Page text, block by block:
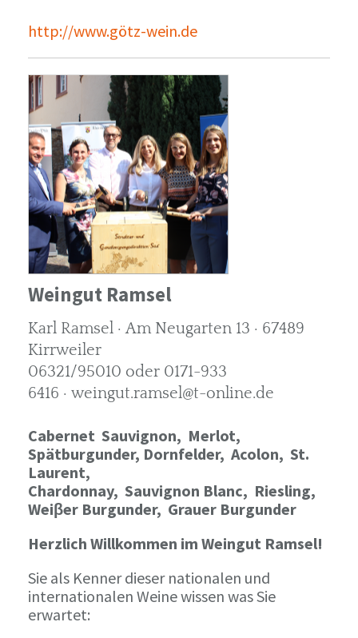
http://www.götz-wein.de
Weingut Ramsel
Karl Ramsel · Am Neugarten 13 · 67489
Kirrweiler
06321/95010 oder 0171-933
6416 · weingut.ramsel@t-online.de
Cabernet Sauvignon, Merlot,
Spätburgunder, Dornfelder, Acolon, St.
Laurent,
Chardonnay, Sauvignon Blanc, Riesling,
Weiβer Burgunder, Grauer Burgunder
Herzlich Willkommen im Weingut Ramsel!
Sie als Kenner dieser nationalen und
internationalen Weine wissen was Sie
erwartet: